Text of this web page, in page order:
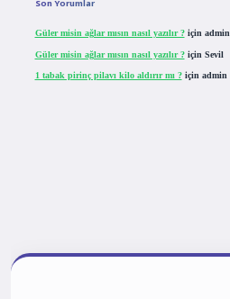
Son Yorumlar
Güler misin ağlar mısın nasıl yazılır ?için admin
Güler misin ağlar mısın nasıl yazılır ?için Sevil
1 tabak pirinç pilavı kilo aldırır mı ?için admin